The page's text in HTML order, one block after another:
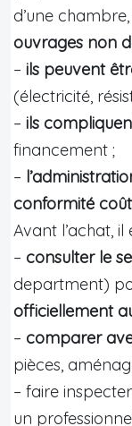
d’une
ouvrages non
– ils peuvent
(électricité,
– ils
financement ;
–
conformité
Avant l’achat, il
– consulter le
department)
officiellement
– comparer
pièces,
– faire
un